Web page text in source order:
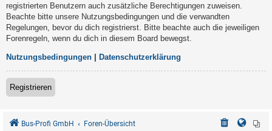
registrierten Benutzern auch zusätzliche Berechtigungen zuweisen.
Beachte bitte unsere Nutzungsbedingungen und die verwandten
Regelungen, bevor du dich registrierst. Bitte beachte auch die jeweiligen
Forenregeln, wenn du dich in diesem Board bewegst.
Nutzungsbedingungen Datenschutzerklärung
Registrieren
Bus-Profi GmbH Foren-Übersicht